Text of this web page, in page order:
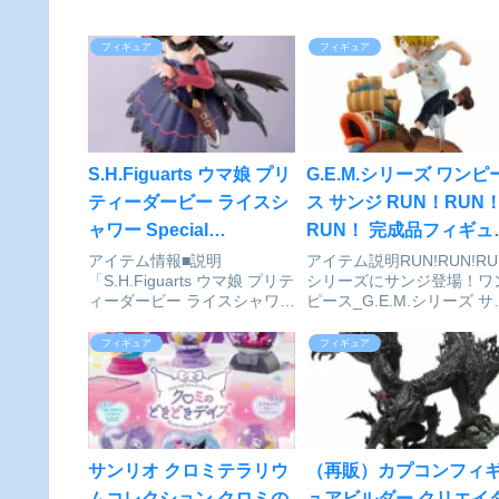
フィギュア
S.H.Figuarts ウマ娘 プリ
ティーダービー ライスシ
ャワー Special
Edition[BANDAI
SPIRITS]が予約受付開始
アイテム情報■説明
「S.H.Figuarts ウマ娘 プリテ
ィーダービー ライスシャワ
場！レースシーンや勝利演出
が再現可能！ウマ娘ユーザー
待望の可動フィギュア！【セ
ット内容一覧】フィギュア本
体、交換用...
フィギュア
G.E.M.シリーズ ワンピ
ス サンジ RUN！RUN
RUN！ 完成品フィギュ
[メガハウス]が予約受付
始
アイテム説明
シリーズにサンジ登場！ワ
ピース_G.E.M.シリーズ サ
尾田栄一郎/集英社･フジテ
ビ･東映アニメーション
colleizeで探す
フィギュア
サンリオ クロミテラリウ
フィギュア
（再販）カプコンフィ